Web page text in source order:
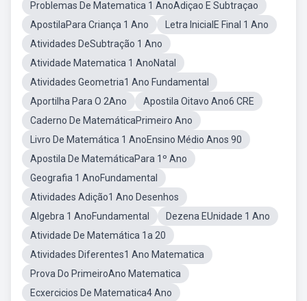
Problemas De Matematica 1 AnoAdiçao E Subtraçao
ApostilaPara Criança 1 Ano
Letra InicialE Final 1 Ano
Atividades DeSubtração 1 Ano
Atividade Matematica 1 AnoNatal
Atividades Geometria1 Ano Fundamental
Aportilha Para O 2Ano
Apostila Oitavo Ano6 CRE
Caderno De MatemáticaPrimeiro Ano
Livro De Matemática 1 AnoEnsino Médio Anos 90
Apostila De MatemáticaPara 1º Ano
Geografia 1 AnoFundamental
Atividades Adição1 Ano Desenhos
Algebra 1 AnoFundamental
Dezena EUnidade 1 Ano
Atividade De Matemática 1a 20
Atividades Diferentes1 Ano Matematica
Prova Do PrimeiroAno Matematica
Ecxercicios De Matematica4 Ano